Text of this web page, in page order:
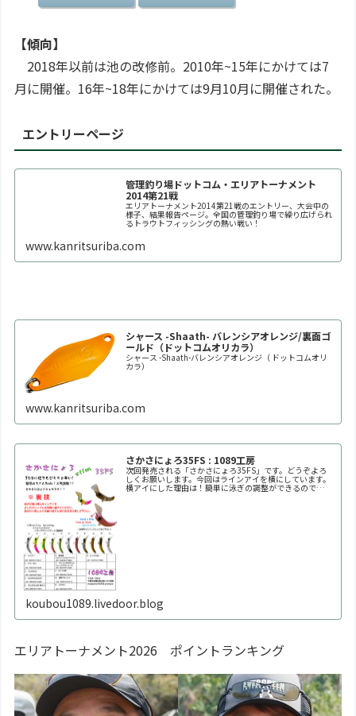
【傾向】
2018年以前は池の改修前。2010年~15年にかけては7
月に開催。16年~18年にかけては9月10月に開催された。
エントリーページ
管理釣り場ドットコム・エリアトーナメント
2014第21戦
エリアトーナメント2014第21戦のエントリー、大会中の
様子、結果報告ページ。全国の管理釣り場で繰り広げられ
るトラウトフィッシングの熱い戦い！
www.kanritsuriba.com
シャース -Shaath- バレンシアオレンジ/裏面ゴ
ールド（ドットコムオリカラ）
シャース -Shaath-バレンシアオレンジ（ ドットコムオリ
カラ）
www.kanritsuriba.com
さかさにょろ35FS : 1089工房
次回発売される「さかさにょろ35FS」です。どうぞよろ
しくお願いします。今回はラインアイを横にしています。
横アイにした理由は！簡単に泳ぎの調整ができるので
す！！自分好みの泳ぎ方に調整してください。※何回も曲
koubou1089.livedoor.blog
エリアトーナメント2026 ポイントランキング